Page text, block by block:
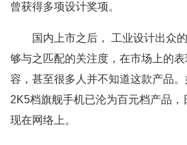
曾获得多项设计奖项。
国内上市之后， 工业设计出众
够与之匹配的关注度，在市场上的
容，甚至很多人并不知道这款产品
2K5档旗舰手机已沦为百元档产品，
现在网络上。